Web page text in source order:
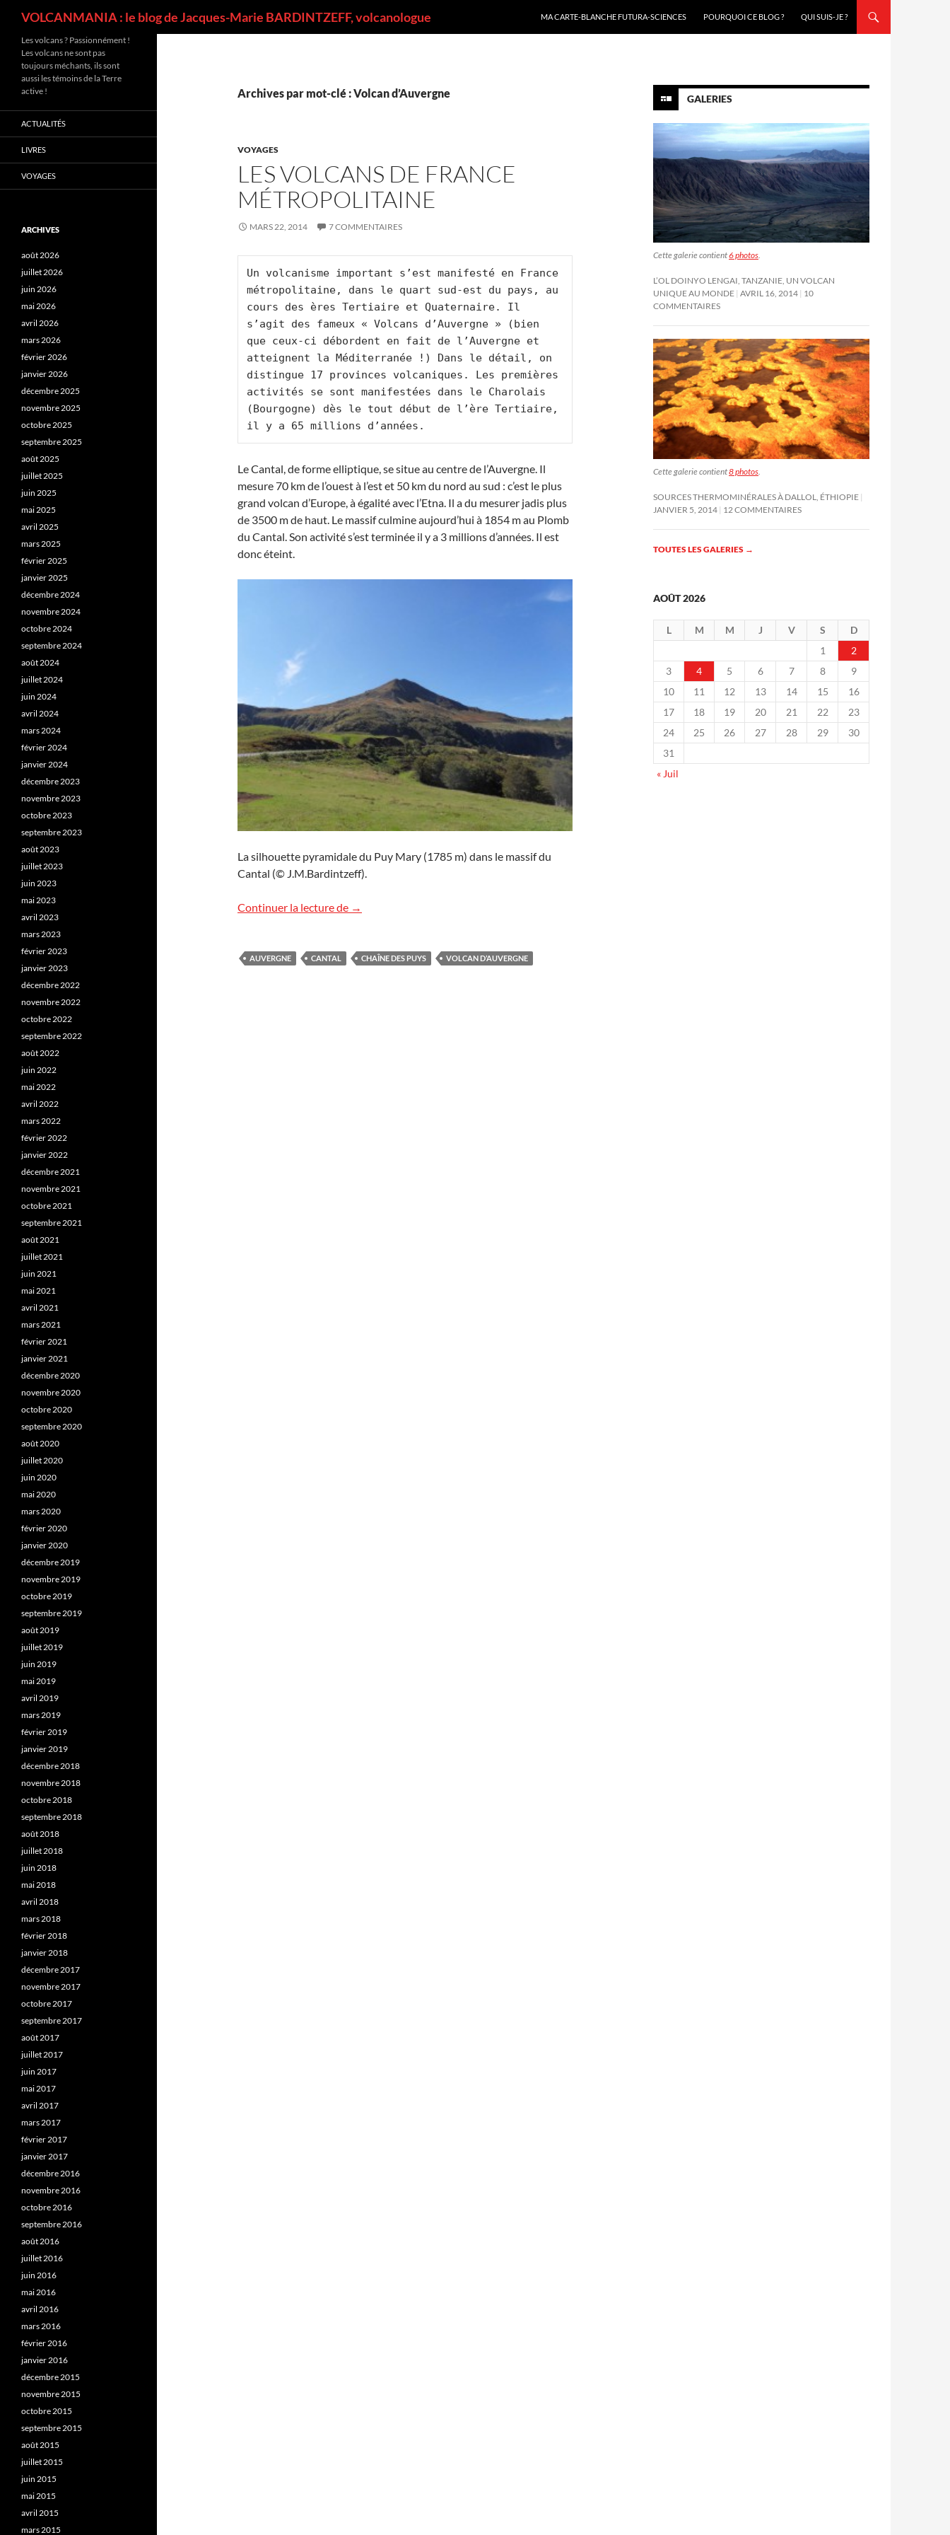
VOLCANMANIA : le blog de Jacques-Marie BARDINTZEFF, volcanologue
MA CARTE-BLANCHE FUTURA-SCIENCES
POURQUOI CE BLOG ? QUI SUIS-JE ?
Archives par mot-clé : Volcan d’Auvergne
VOYAGES
LES VOLCANS DE FRANCE
MÉTROPOLITAINE
MARS 22, 2014 7 COMMENTAIRES
Un volcanisme important s’est manifesté en France
métropolitaine, dans le quart sud-est du pays, au
cours des ères Tertiaire et Quaternaire. Il
s’agit des fameux « Volcans d’Auvergne » (bien
que ceux-ci débordent en fait de l’Auvergne et
atteignent la Méditerranée !) Dans le détail, on
distingue 17 provinces volcaniques. Les premières
activités se sont manifestées dans le Charolais
(Bourgogne) dès le tout début de l’ère Tertiaire,
il y a 65 millions d’années.
Le Cantal, de forme elliptique, se situe au centre de l’Auvergne. Il
mesure 70 km de l’ouest à l’est et 50 km du nord au sud : c’est le plus
grand volcan d’Europe, à égalité avec l’Etna. Il a du mesurer jadis plus
de 3500 m de haut. Le massif culmine aujourd’hui à 1854 m au Plomb
du Cantal. Son activité s’est terminée il y a 3 millions d’années. Il est
donc éteint.
La silhouette pyramidale du Puy Mary (1785 m) dans le massif du
Cantal (© J.M.Bardintzeff).
Continuer la lecture de Les volcans de France métropolitaine
→
AUVERGNE CANTAL CHAÎNE DES PUYS VOLCAN D’AUVERGNE
GALERIES
Cette galerie contient6 photos.
L’OL DOINYO LENGAI, TANZANIE, UN VOLCAN
UNIQUE AU MONDE AVRIL 16, 2014 10
COMMENTAIRES
Cette galerie contient8 photos
SOURCES THERMOMINÉRALES À DALLOL, ÉTHIOPIE
JANVIER 5, 2014 12 COMMENTAIRES
TOUTES LES GALERIES →
AOÛT 2026
L M M J V S
D
1
2
3
4 5 6 7 8
9
10
11 12 13 14 15
16
17
18 19 20 21 22
23
24
25 26 27 28 29
30
31
« Juil
Les volcans ? Passionnément !
Les volcans ne sont pas
toujours méchants, ils sont
aussi les témoins de la Terre
active !
ACTUALITÉS
LIVRES
VOYAGES
ARCHIVES
août 2026
juillet 2026
juin 2026
mai 2026
avril 2026
mars 2026
février 2026
janvier 2026
décembre 2025
novembre 2025
octobre 2025
septembre 2025
août 2025
juillet 2025
juin 2025
mai 2025
avril 2025
mars 2025
février 2025
janvier 2025
décembre 2024
novembre 2024
octobre 2024
septembre 2024
août 2024
juillet 2024
juin 2024
avril 2024
mars 2024
février 2024
janvier 2024
décembre 2023
novembre 2023
octobre 2023
septembre 2023
août 2023
juillet 2023
juin 2023
mai 2023
avril 2023
mars 2023
février 2023
janvier 2023
décembre 2022
novembre 2022
octobre 2022
septembre 2022
août 2022
juin 2022
mai 2022
avril 2022
mars 2022
février 2022
janvier 2022
décembre 2021
novembre 2021
octobre 2021
septembre 2021
août 2021
juillet 2021
juin 2021
mai 2021
avril 2021
mars 2021
février 2021
janvier 2021
décembre 2020
novembre 2020
octobre 2020
septembre 2020
août 2020
juillet 2020
juin 2020
mai 2020
mars 2020
février 2020
janvier 2020
décembre 2019
novembre 2019
octobre 2019
septembre 2019
août 2019
juillet 2019
juin 2019
mai 2019
avril 2019
mars 2019
février 2019
janvier 2019
décembre 2018
novembre 2018
octobre 2018
septembre 2018
août 2018
juillet 2018
juin 2018
mai 2018
avril 2018
mars 2018
février 2018
janvier 2018
décembre 2017
novembre 2017
octobre 2017
septembre 2017
août 2017
juillet 2017
juin 2017
mai 2017
avril 2017
mars 2017
février 2017
janvier 2017
décembre 2016
novembre 2016
octobre 2016
septembre 2016
août 2016
juillet 2016
juin 2016
mai 2016
avril 2016
mars 2016
février 2016
janvier 2016
décembre 2015
novembre 2015
octobre 2015
septembre 2015
août 2015
juillet 2015
juin 2015
mai 2015
avril 2015
mars 2015